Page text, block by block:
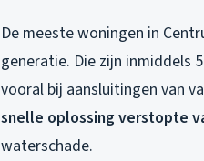
De meeste woningen in
generatie. Die zijn inmiddels
vooral bij aansluitingen van
snelle oplossing verstopte
waterschade.